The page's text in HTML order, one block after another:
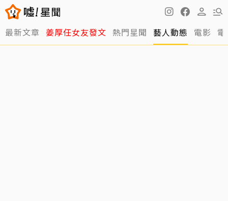
最新文章 姜厚任女友發文 熱門星聞 藝人動態 電影